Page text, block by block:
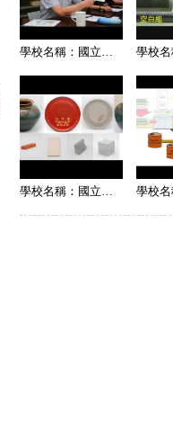
學校名稱：國立成功大學
學校名稱：國立聯合大學